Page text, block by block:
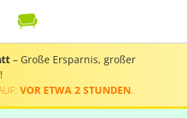
– Große Ersparnis, großer
VOR ETWA 2 STUNDEN